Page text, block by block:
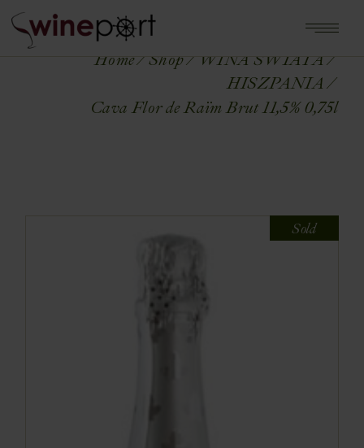
Home Shop
WINA ŚWIATA
HISZPANIA
Cava Flor de Raïm Brut 11,5% 0,75l
Sold